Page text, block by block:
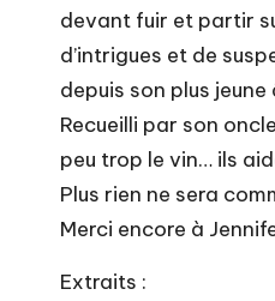
devant fuir et partir
d’intrigues et de
depuis son plus
Recueilli par son
peu trop le vin… ils
Plus rien ne sera
Merci encore à
Extraits :